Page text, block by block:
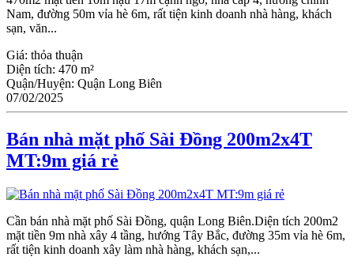
Nam, đường 50m vỉa hè 6m, rất tiện kinh doanh nhà hàng, khách
sạn, văn...
Giá: thỏa thuận
Diện tích: 470 m²
Quận/Huyện: Quận Long Biên
07/02/2025
Bán nhà mặt phố Sài Đồng 200m2x4T
MT:9m giá rẻ
Cần bán nhà mặt phố Sài Đồng, quận Long Biên.Diện tích 200m2
mặt tiền 9m nhà xây 4 tầng, hướng Tây Bắc, đường 35m vỉa hè 6m,
rất tiện kinh doanh xây làm nhà hàng, khách sạn,...